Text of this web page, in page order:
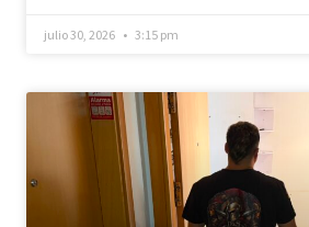
julio 30, 2026 3:15 pm